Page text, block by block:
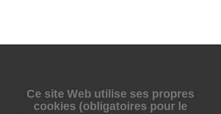
Ce site Web utilise ses propres
cookies (obligatoires pour le